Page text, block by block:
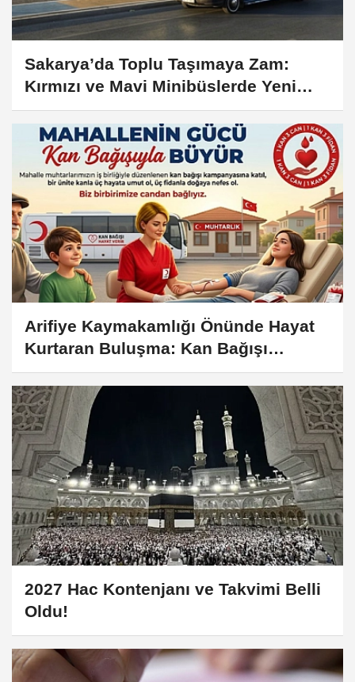
Sakarya’da Toplu Taşımaya Zam:
Kırmızı ve Mavi Minibüslerde Yeni
Fiyatlar Belli Oldu
Arifiye Kaymakamlığı Önünde Hayat
Kurtaran Buluşma: Kan Bağışı
Kampanyası Düzenleniyor
2027 Hac Kontenjanı ve Takvimi Belli
Oldu!